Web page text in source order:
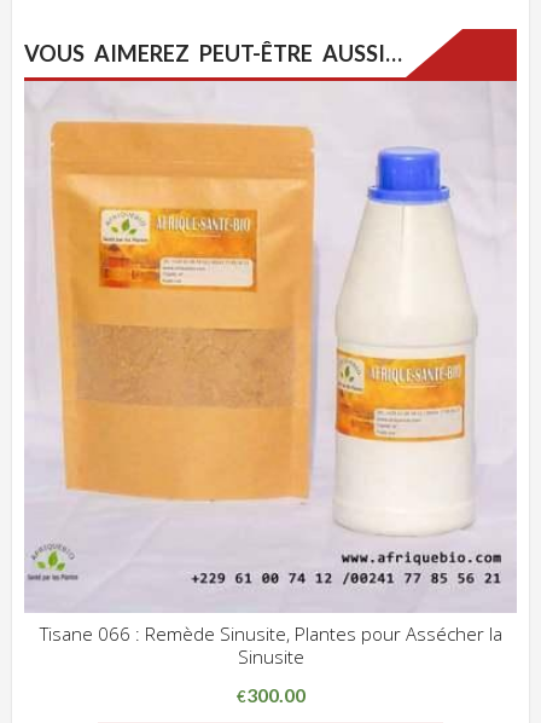
VOUS AIMEREZ PEUT-ÊTRE AUSSI…
Tisane 066 : Remède Sinusite, Plantes pour Assécher la
Sinusite
€300.00